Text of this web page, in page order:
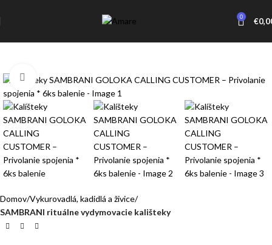
0 €
Click to enlarge
Domov Vykurovadlá, kadidlá a živice
SAMBRANI rituálne vydymovacie kališteky